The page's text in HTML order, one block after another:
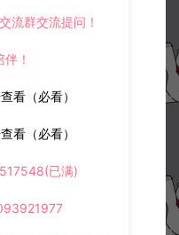
流群交流提问！
！
看（必看）
看（必看）
已满)